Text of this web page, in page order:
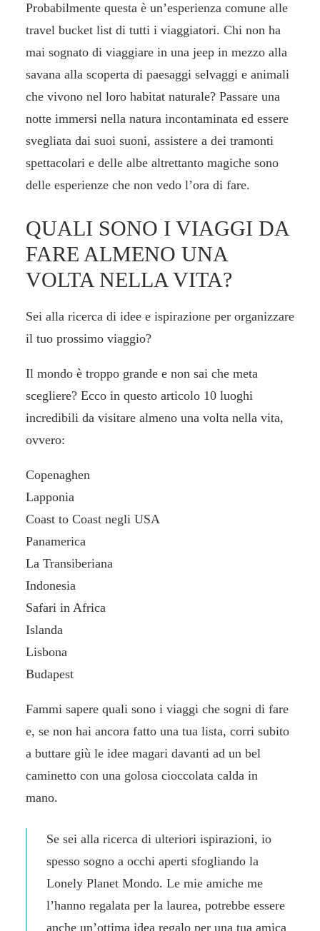
Probabilmente questa è un’esperienza comune alle
travel bucket list di tutti i viaggiatori. Chi non ha
mai sognato di viaggiare in una jeep in mezzo alla
savana alla scoperta di paesaggi selvaggi e animali
che vivono nel loro habitat naturale? Passare una
notte immersi nella natura incontaminata ed essere
svegliata dai suoi suoni, assistere a dei tramonti
spettacolari e delle albe altrettanto magiche sono
delle esperienze che non vedo l’ora di fare.
QUALI SONO I VIAGGI DA
FARE ALMENO UNA
VOLTA NELLA VITA?
Sei alla ricerca di idee e ispirazione per organizzare
il tuo prossimo viaggio?
Il mondo è troppo grande e non sai che meta
scegliere? Ecco in questo articolo 10 luoghi
incredibili da visitare almeno una volta nella vita,
ovvero:
Copenaghen
Lapponia
Coast to Coast negli USA
Panamerica
La Transiberiana
Indonesia
Safari in Africa
Islanda
Lisbona
Budapest
Fammi sapere quali sono i viaggi che sogni di fare
e, se non hai ancora fatto una tua lista, corri subito
a buttare giù le idee magari davanti ad un bel
caminetto con una golosa cioccolata calda in
mano.
Se sei alla ricerca di ulteriori ispirazioni, io
spesso sogno a occhi aperti sfogliando la
Lonely Planet Mondo. Le mie amiche me
l’hanno regalata per la laurea, potrebbe essere
anche un’ottima idea regalo per una tua amica